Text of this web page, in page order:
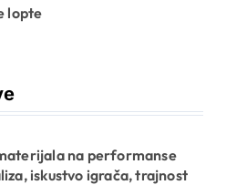
lopte
na performanse
iskustvo igrača, trajnost